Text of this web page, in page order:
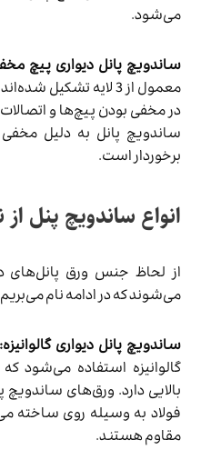
می‌شود.
ساندویچ پانل دیواری پیچ
معمول از 3 لایه تشکیل
در مخفی بودن پیچ‌ها و
ساندویچ پانل به دلیل
برخوردار است.
انواع ساندویچ پنل
از لحاظ جنس ورق پانل‌های
می‌شوند که در ادامه نام
ساندویچ پانل دیواری گالوانیزه:
گالوانیزه استفاده می‌شود
بالایی دارد. ورق‌های ساندویچ
فولاد به وسیله روی ساخته
مقاوم‌ هستند.